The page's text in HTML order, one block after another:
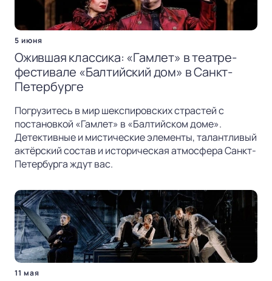
5 июня
Ожившая классика: «Гамлет» в театре-
фестивале «Балтийский дом» в Санкт-
Петербурге
Погрузитесь в мир шекспировских страстей с
постановкой «Гамлет» в «Балтийском доме».
Детективные и мистические элементы, талантливый
актёрский состав и историческая атмосфера Санкт-
Петербурга ждут вас.
11 мая